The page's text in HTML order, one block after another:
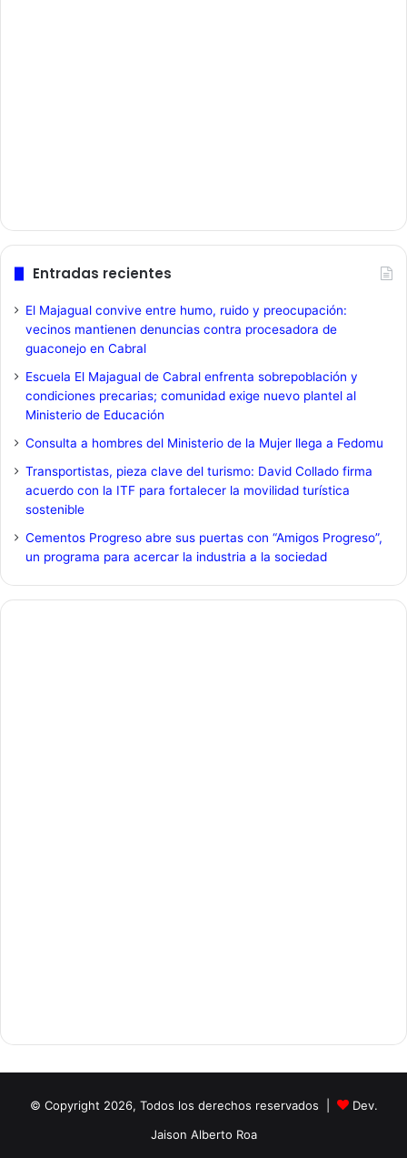
Entradas recientes
El Majagual convive entre humo, ruido y preocupación:
vecinos mantienen denuncias contra procesadora de
guaconejo en Cabral
Escuela El Majagual de Cabral enfrenta sobrepoblación y
condiciones precarias; comunidad exige nuevo plantel al
Ministerio de Educación
Consulta a hombres del Ministerio de la Mujer llega a Fedomu
Transportistas, pieza clave del turismo: David Collado firma
acuerdo con la ITF para fortalecer la movilidad turística
sostenible
Cementos Progreso abre sus puertas con “Amigos Progreso”,
un programa para acercar la industria a la sociedad
© Copyright 2026, Todos los derechos reservados |
Dev.
Jaison Alberto Roa